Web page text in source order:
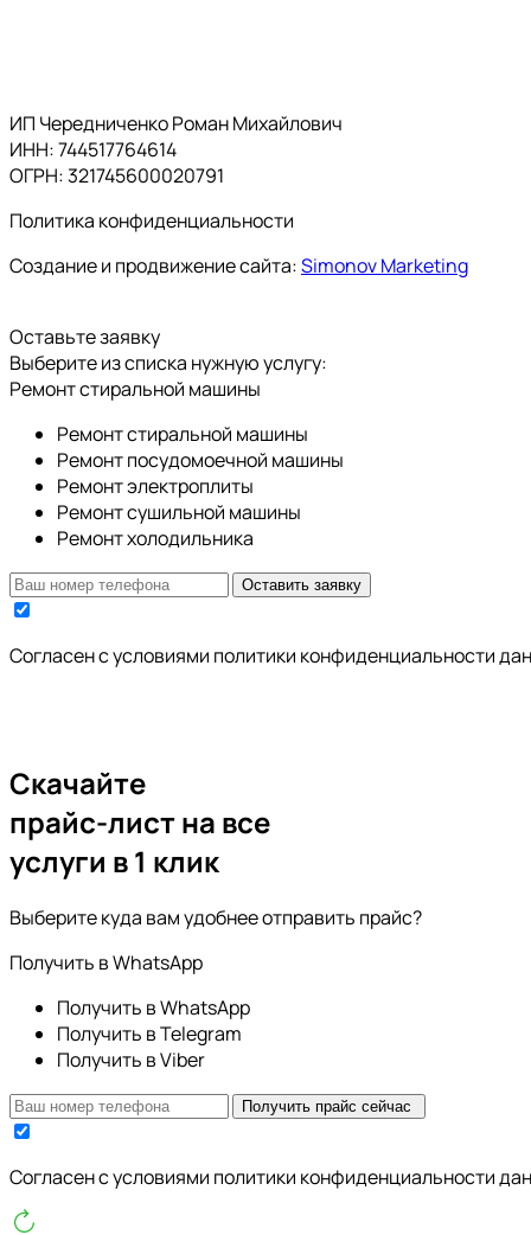
ИП Чередниченко Роман Михайлович
ИНН: 744517764614
ОГРН: 321745600020791
Политика конфиденциальности
Создание и продвижение сайта:Simonov Marketing
Оставьте заявку
Выберите из списка нужную услугу:
Ремонт стиральной машины
Ремонт стиральной машины
Ремонт посудомоечной машины
Ремонт электроплиты
Ремонт сушильной машины
Ремонт холодильника
Оставить заявку
Cогласен с условиями политики конфиденциальности
Скачайте
прайс-листна все
услуги в 1 клик
Выберите куда вам удобнее отправить прайс?
Получить в WhatsApp
Получить в WhatsApp
Получить в Telegram
Получить в Viber
Получить прайс сейчас
Cогласен с условиями политики конфиденциальности